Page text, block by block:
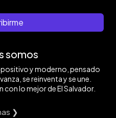
somos
y moderno, pensado
se reinventa y se une.
lo mejor de El Salvador.
❯